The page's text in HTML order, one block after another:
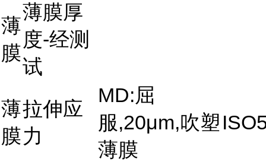
薄
膜
薄膜厚
度-经测
试
薄
膜
拉伸应
力
MD:屈
服,20μm,吹塑
薄膜